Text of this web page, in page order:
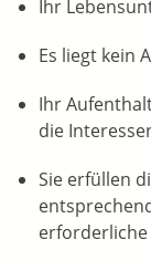
Ihr
Es liegt kein
Ihr
die
Sie erfüllen
erforderliche